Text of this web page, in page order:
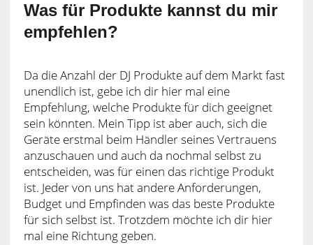
Was für Produkte kannst du mir
empfehlen?
Da die Anzahl der DJ Produkte auf dem Markt fast
unendlich ist, gebe ich dir hier mal eine
Empfehlung, welche Produkte für dich geeignet
sein könnten. Mein Tipp ist aber auch, sich die
Geräte erstmal beim Händler seines Vertrauens
anzuschauen und auch da nochmal selbst zu
entscheiden, was für einen das richtige Produkt
ist. Jeder von uns hat andere Anforderungen,
Budget und Empfinden was das beste Produkte
für sich selbst ist. Trotzdem möchte ich dir hier
mal eine Richtung geben.